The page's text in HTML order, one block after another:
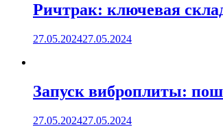
Ричтрак: ключевая
27.05.202427.05.2024
Запуск виброплиты:
27.05.202427.05.2024